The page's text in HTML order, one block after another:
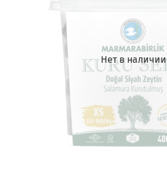
Нет в наличии